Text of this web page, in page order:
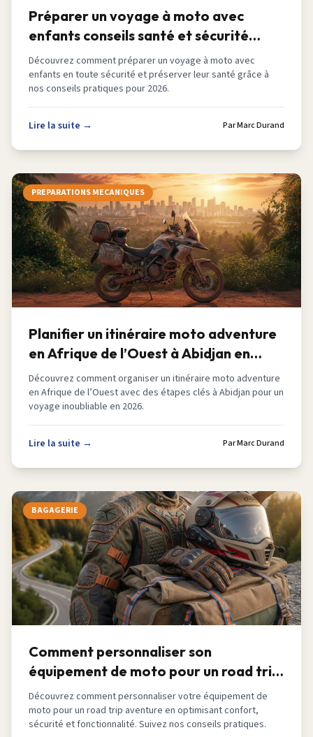
Préparer un voyage à moto avec
enfants conseils santé et sécurité
2026
Découvrez comment préparer un voyage à moto avec
enfants en toute sécurité et préserver leur santé grâce à
nos conseils pratiques pour 2026.
Lire la suite → ParMarc Durand
PREPARATIONS MECANIQUES
Planifier un itinéraire moto adventure
en Afrique de l’Ouest à Abidjan en
2026
Découvrez comment organiser un itinéraire moto adventure
en Afrique de l’Ouest avec des étapes clés à Abidjan pour un
voyage inoubliable en 2026.
Lire la suite → ParMarc Durand
BAGAGERIE
Comment personnaliser son
équipement de moto pour un road trip
aventure en 2026
Découvrez comment personnaliser votre équipement de
moto pour un road trip aventure en optimisant confort,
sécurité et fonctionnalité. Suivez nos conseils pratiques.